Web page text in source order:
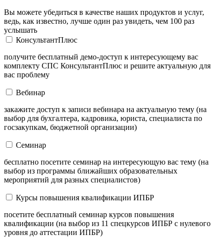
Вы можете убедиться в качестве наших продуктов и услуг,
ведь, как известно, лучше один раз увидеть, чем 100 раз
услышать
КонсультантПлюс
получите бесплатный демо-доступ к интересующему вас
комплекту СПС КонсультантПлюс и решите актуальную для
вас проблему
Вебинар
закажите доступ к записи вебинара на актуальную тему (на
выбор для бухгалтера, кадровика, юриста, специалиста по
госзакупкам, бюджетной организации)
Семинар
бесплатно посетите семинар на интересующую вас тему (на
выбор из программы ближайших образовательных
мероприятий для разных специалистов)
Курсы повышения квалификации ИПБР
посетите бесплатный семинар курсов повышения
квалификации (на выбор из 11 спецкурсов ИПБР с нулевого
уровня до аттестации ИПБР)